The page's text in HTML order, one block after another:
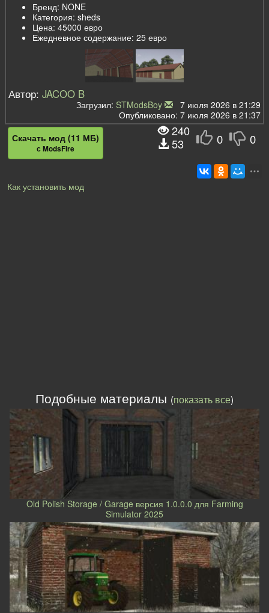
Бренд: NONE
Категория: sheds
Цена: 45000 евро
Ежедневное содержание: 25 евро
Автор:JACOO B
Загрузил: STModsBoy
7 июля 2026 в 21:29
Опубликовано: 7 июля 2026 в 21:37
0 0
Скачать мод (11 МБ)
с ModsFire
240
53
Как установить мод
Подобные материалы (показать все)
Old Polish Storage / Garage версия 1.0.0.0 для Farming
Simulator 2025